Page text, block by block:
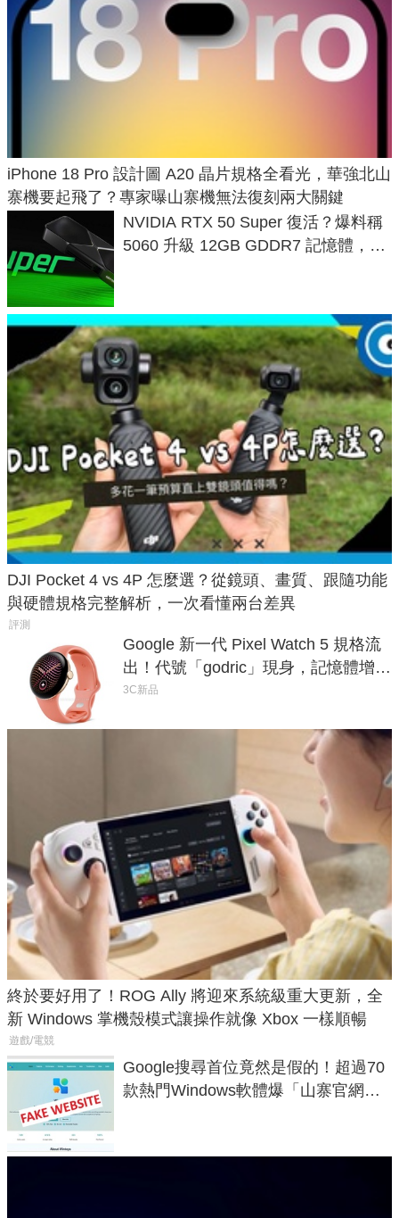
iPhone 18 Pro 設計圖 A20 晶片規格全看光，華強北山
寨機要起飛了？專家曝山寨機無法復刻兩大關鍵
NVIDIA RTX 50 Super 復活？爆料稱
5060 升級 12GB GDDR7 記憶體，這
DJI Pocket 4 vs 4P 怎麼選？從鏡頭、畫質、跟隨功能
與硬體規格完整解析，一次看懂兩台差異
評測
Google 新一代 Pixel Watch 5 規格流
出！代號「godric」現身，記憶體增強
鎖定 AI 應用
3C新品
終於要好用了！ROG Ally 將迎來系統級重大更新，全
新 Windows 掌機殼模式讓操作就像 Xbox 一樣順暢
遊戲/電競
Google搜尋首位竟然是假的！超過70
款熱門Windows軟體爆「山寨官網」